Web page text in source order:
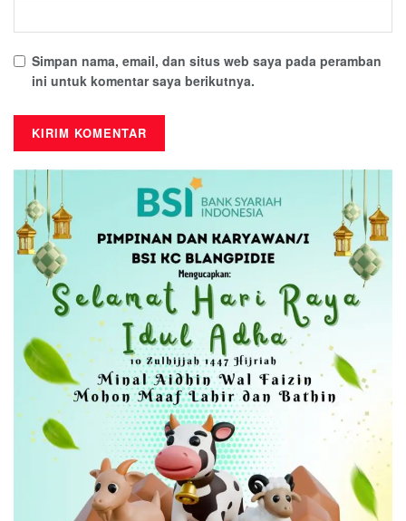
Simpan nama, email, dan situs web saya pada peramban
ini untuk komentar saya berikutnya.